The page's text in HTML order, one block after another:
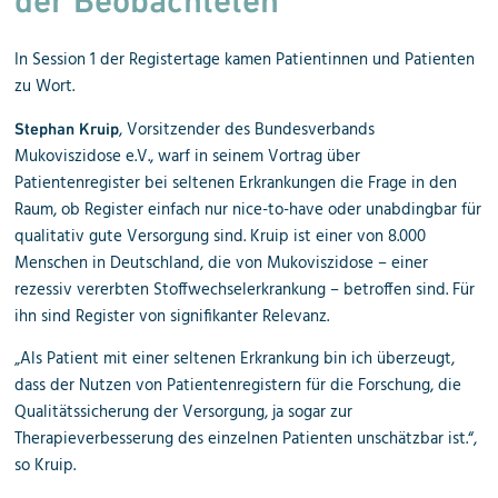
In Session 1 der Registertage kamen Patientinnen und Patienten
zu Wort.
Stephan Kruip, Vorsitzender des Bundesverbands
Mukoviszidose e.V., warf in seinem Vortrag über
Patientenregister bei seltenen Erkrankungen die Frage in den
Raum, ob Register einfach nur nice-to-have oder unabdingbar für
qualitativ gute Versorgung sind. Kruip ist einer von 8.000
Menschen in Deutschland, die von Mukoviszidose – einer
rezessiv vererbten Stoffwechselerkrankung – betroffen sind. Für
ihn sind Register von signifikanter Relevanz.
„Als Patient mit einer seltenen Erkrankung bin ich überzeugt,
dass der Nutzen von Patientenregistern für die Forschung, die
Qualitätssicherung der Versorgung, ja sogar zur
Therapieverbesserung des einzelnen Patienten unschätzbar ist.“,
so Kruip.